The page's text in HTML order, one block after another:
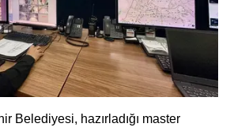
Belediyesi, hazırladığı master